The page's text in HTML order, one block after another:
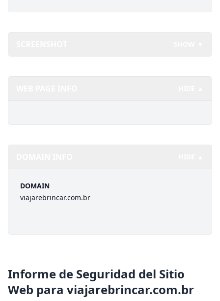
DOMAIN
viajarebrincar.com.br
Informe de Seguridad del Sitio
Web para viajarebrincar.com.br